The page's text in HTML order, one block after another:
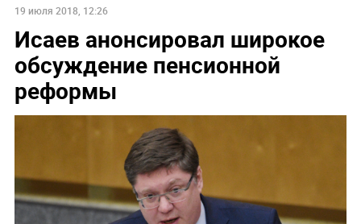
19 июля 2018, 12:26
Исаев анонсировал широкое
обсуждение пенсионной
реформы